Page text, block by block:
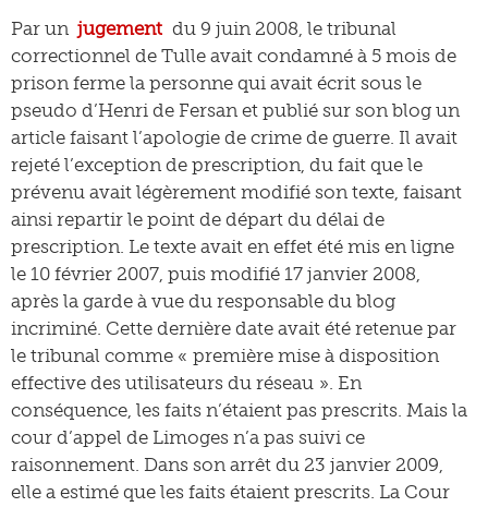
Par un jugement du 9 juin 2008, le tribunal
correctionnel de Tulle avait condamné à 5 mois de
prison ferme la personne qui avait écrit sous le
pseudo d’Henri de Fersan et publié sur son blog un
article faisant l’apologie de crime de guerre. Il avait
rejeté l’exception de prescription, du fait que le
prévenu avait légèrement modifié son texte, faisant
ainsi repartir le point de départ du délai de
prescription. Le texte avait en effet été mis en ligne
le 10 février 2007, puis modifié 17 janvier 2008,
après la garde à vue du responsable du blog
incriminé. Cette dernière date avait été retenue par
le tribunal comme « première mise à disposition
effective des utilisateurs du réseau ». En
conséquence, les faits n’étaient pas prescrits. Mais la
cour d’appel de Limoges n’a pas suivi ce
raisonnement. Dans son arrêt du 23 janvier 2009,
elle a estimé que les faits étaient prescrits. La Cour